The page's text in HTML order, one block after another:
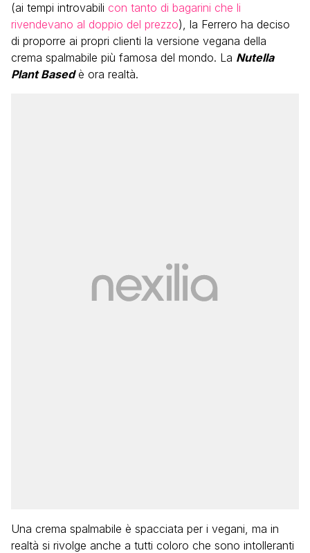
(ai tempi introvabili con tanto di bagarini che li
rivendevano al doppio del prezzo), la Ferrero ha deciso
di proporre ai propri clienti la versione vegana della
crema spalmabile più famosa del mondo. La Nutella
Plant Basedè ora realtà.
Una crema spalmabile è spacciata per i vegani, ma in
realtà si rivolge anche a tutti coloro che sono intolleranti